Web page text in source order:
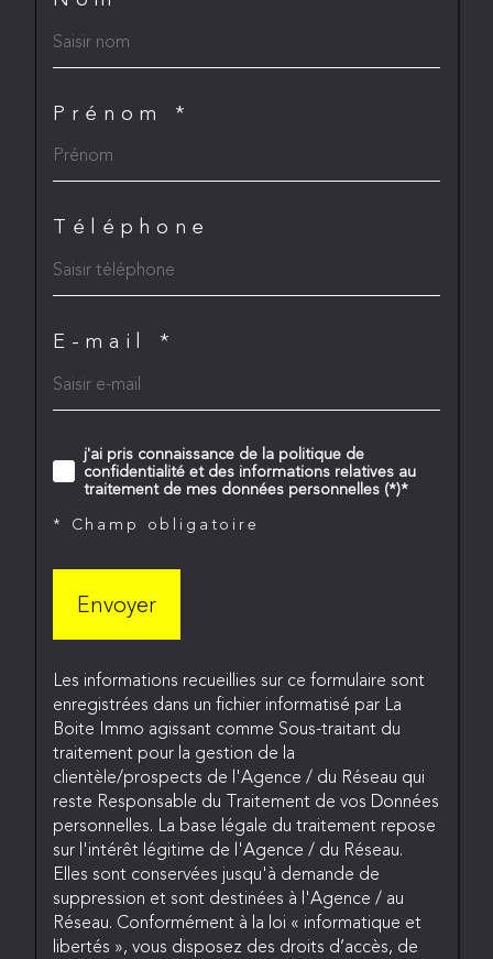
Prénom *
Téléphone
E-mail *
j'ai pris connaissance de la politique de
confidentialité et des informations relatives au
traitement de mes données personnelles (*)*
* Champ obligatoire
Envoyer
Les informations recueillies sur ce formulaire sont
enregistrées dans un fichier informatisé par La
Boite Immo agissant comme Sous-traitant du
traitement pour la gestion de la
clientèle/prospects de l'Agence / du Réseau qui
reste Responsable du Traitement de vos Données
personnelles. La base légale du traitement repose
sur l'intérêt légitime de l'Agence / du Réseau.
Elles sont conservées jusqu'à demande de
suppression et sont destinées à l'Agence / au
Réseau. Conformément à la loi « informatique et
libertés », vous disposez des droits d’accès, de